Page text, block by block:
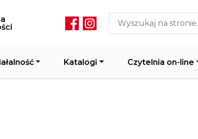
Social media header
Katalogi Czytelnia on-line